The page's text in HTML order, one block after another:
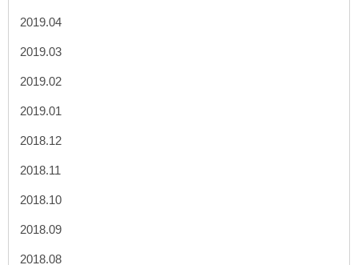
2019.04
2019.03
2019.02
2019.01
2018.12
2018.11
2018.10
2018.09
2018.08